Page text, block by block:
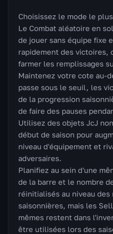
Choisissez le mode le
Le Combat aléatoire en
de jouer sans équipe fixe
rapidement des victoires,
farmer les remplissages
Maintenez votre cote au-
passe sous le seuil, les
de la progression
de faire des pauses
Utilisez des objets JcJ
début de saison pour
niveau d'équipement et
adversaires.
Planifiez au sein d'une
de la barre et le nombre
réinitialisés au niveau des
saisonnières, mais les
mêmes restent dans
être utilisées lors des